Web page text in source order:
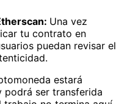
Una vez
tu contrato en
puedan revisar el
estará
podrá ser transferida